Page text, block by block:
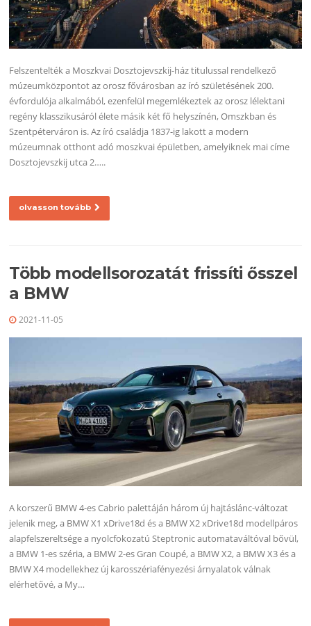
Felszentelték a Moszkvai Dosztojevszkij-ház titulussal rendelkező
múzeumközpontot az orosz fővárosban az író születésének 200.
évfordulója alkalmából, ezenfelül megemlékeztek az orosz lélektani
regény klasszikusáról élete másik két fő helyszínén, Omszkban és
Szentpéterváron is. Az író családja 1837-ig lakott a modern
múzeumnak otthont adó moszkvai épületben, amelyiknek mai címe
Dosztojevszkij utca 2…..
olvasson tovább
Több modellsorozatát frissíti ősszel
a BMW
2021-11-05
A korszerű BMW 4-es Cabrio palettáján három új hajtáslánc-változat
jelenik meg, a BMW X1 xDrive18d és a BMW X2 xDrive18d modellpáros
alapfelszereltsége a nyolcfokozatú Steptronic automataváltóval bővül,
a BMW 1-es széria, a BMW 2-es Gran Coupé, a BMW X2, a BMW X3 és a
BMW X4 modellekhez új karosszériafényezési árnyalatok válnak
elérhetővé, a My…